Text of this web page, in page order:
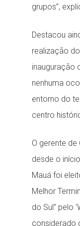
grupos”,
Destacou
realização
inauguração
nenhuma
entorno do
centro
O gerente de
desde o
Mauá foi
Melhor
do Sul” pelo
considerado